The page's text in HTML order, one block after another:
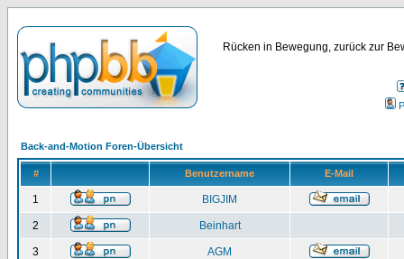
Rücken in Bewegung, zurück zur
Back-and-Motion Foren-Übersicht
# Benutzername E-Mail
1 BIGJIM
2 Beinhart
3 AGM